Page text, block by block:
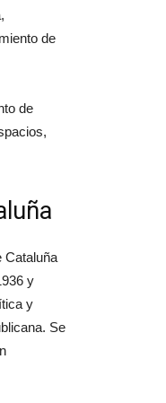
de
de
Cataluña
y
y
Se